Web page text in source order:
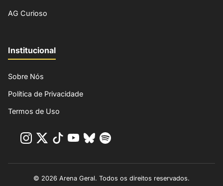
AG Curioso
Institucional
Sobre Nós
Política de Privacidade
Termos de Uso
© 2026 Arena Geral. Todos os direitos reservados.